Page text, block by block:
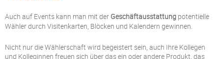
Auch auf Events kann man mit der Geschäftausstattung potentielle
Wähler durch Visitenkarten, Blöcken und Kalendern gewinnen.
Nicht nur die Wählerschaft wird begeistert sein, auch Ihre Kollegen
und Kolleginnen freuen sich über das ein oder andere Produkt, das